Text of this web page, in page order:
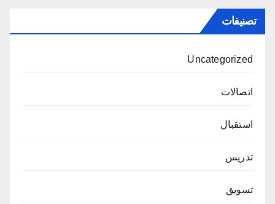
تصنيفات
Uncategorized
اتصالات
استقبال
تدريس
تسويق